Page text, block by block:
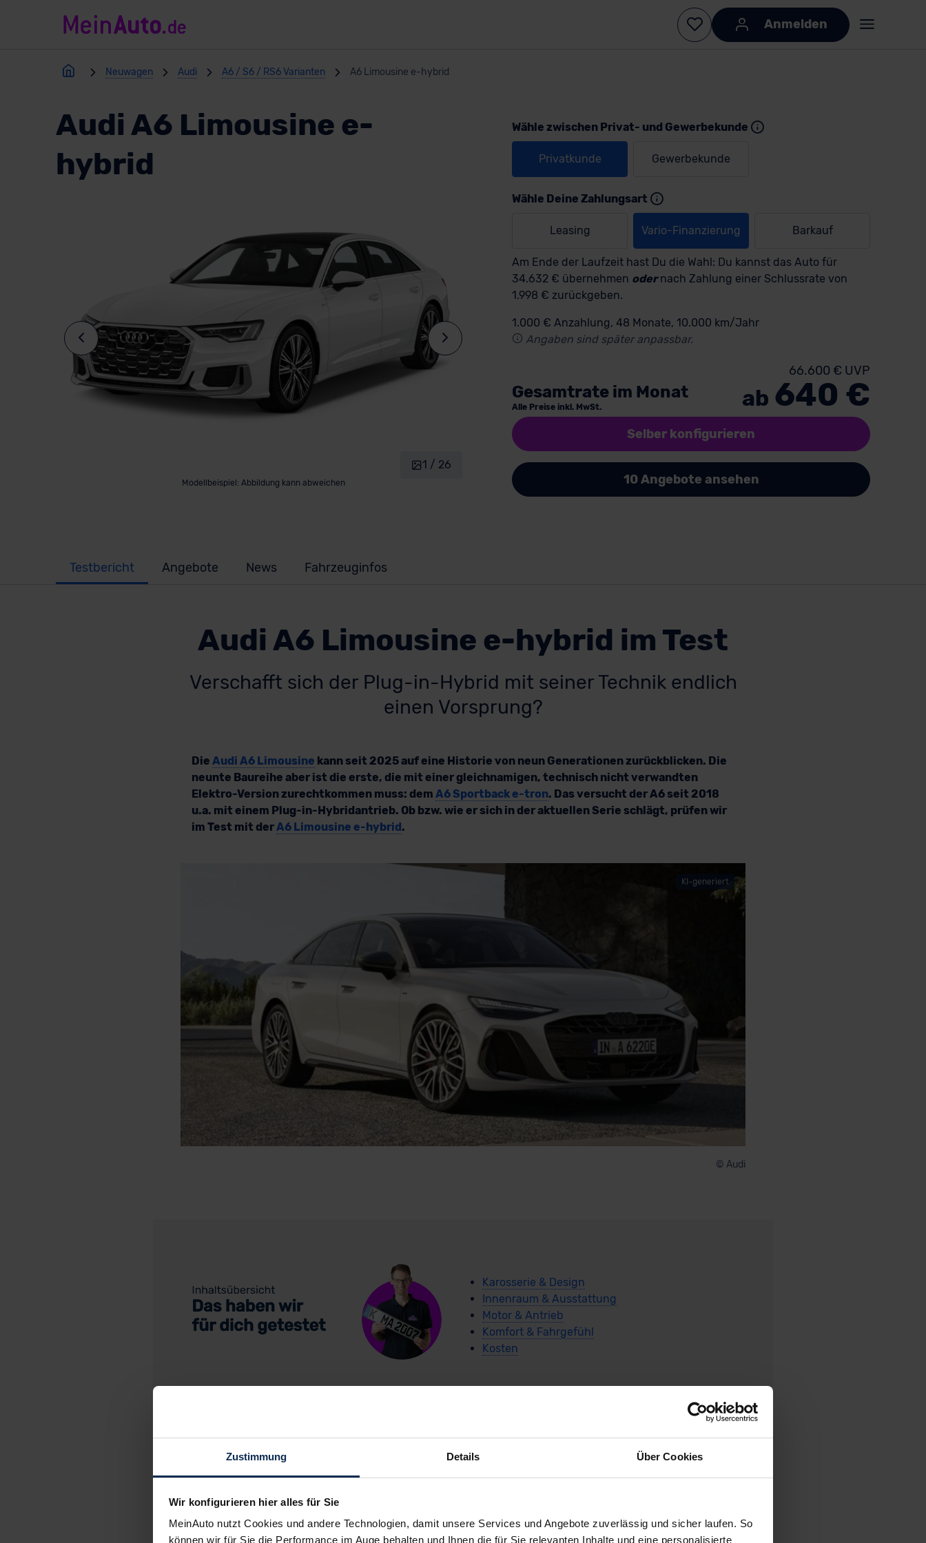
Zustimmung Details Über Cookies
Wir konfigurieren hier alles für Sie
MeinAuto nutzt Cookies und andere Technologien, damit unsere Services und Angebote zuverlässig und sicher laufen. So
können wir für Sie die Performance im Auge behalten und Ihnen die für Sie relevanten Inhalte und eine personalisierte
Anmelden
Neuwagen Audi A6 / S6 / RS6 Varianten A6 Limousine e-hybrid
Audi A6 Limousine e-
hybrid
Modellbeispiel: Abbildung kann abweichen
1 / 26
Wähle zwischen Privat- und Gewerbekunde
Privatkunde Gewerbekunde
Wähle Deine Zahlungsart
Leasing Vario-Finanzierung Barkauf
Am Ende der Laufzeit hast Du die Wahl: Du kannst das Auto für
34.632 € übernehmen odernach Zahlung einer Schlussrate von
1.998 € zurückgeben.
1.000 € Anzahlung, 48 Monate, 10.000 km/Jahr
Angaben sind später anpassbar.
Gesamtrate im Monat
Alle Preise inkl. MwSt.
66.600 € UVP
ab 640 €
Selber konfigurieren
10 Angebote ansehen
Testbericht Angebote News Fahrzeuginfos
Audi A6 Limousine e-hybrid im Test
Verschafft sich der Plug-in-Hybrid mit seiner Technik endlich
einen Vorsprung?
Die Audi A6 Limousine kann seit 2025 auf eine Historie von neun Generationen zurückblicken. Die
neunte Baureihe aber ist die erste, die mit einer gleichnamigen, technisch nicht verwandten
Elektro-Version zurechtkommen muss: dem A6 Sportback e-tron. Das versucht der A6 seit 2018
u.a. mit einem Plug-in-Hybridantrieb. Ob bzw. wie er sich in der aktuellen Serie schlägt, prüfen wir
im Test mit derA6 Limousine e-hybrid.
KI-generiert
© Audi
Karosserie & Design
Innenraum & Ausstattung
Motor & Antrieb
Komfort & Fahrgefühl
Kosten
CarCoach-Schnellcheck
Audi A6 Limousine e-hybrid